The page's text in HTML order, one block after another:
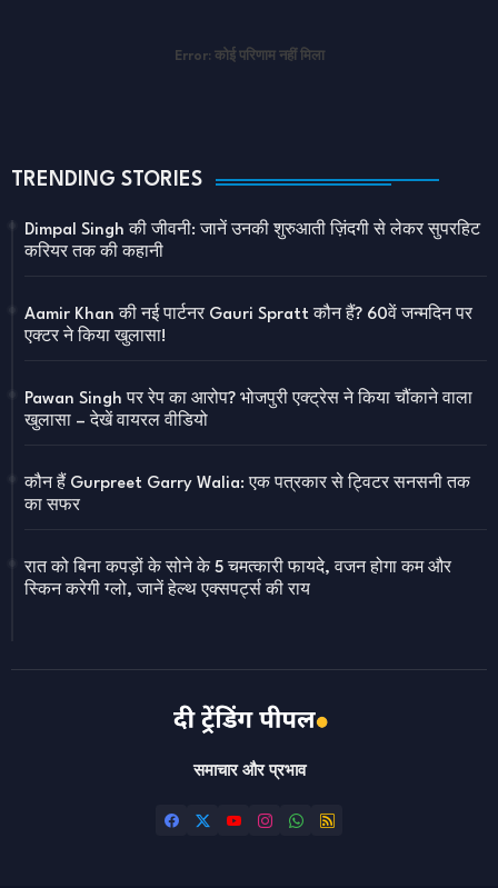
Error: कोई परिणाम नहीं मिला
TRENDING STORIES
Dimpal Singh की जीवनी: जानें उनकी शुरुआती ज़िंदगी से लेकर सुपरहिट
करियर तक की कहानी
Aamir Khan की नई पार्टनर Gauri Spratt कौन हैं? 60वें जन्मदिन पर
एक्टर ने किया खुलासा!
Pawan Singh पर रेप का आरोप? भोजपुरी एक्ट्रेस ने किया चौंकाने वाला
खुलासा – देखें वायरल वीडियो
कौन हैं Gurpreet Garry Walia: एक पत्रकार से ट्विटर सनसनी तक
का सफर
रात को बिना कपड़ों के सोने के 5 चमत्कारी फायदे, वजन होगा कम और
स्किन करेगी ग्लो, जानें हेल्थ एक्सपर्ट्स की राय
समाचार और प्रभाव